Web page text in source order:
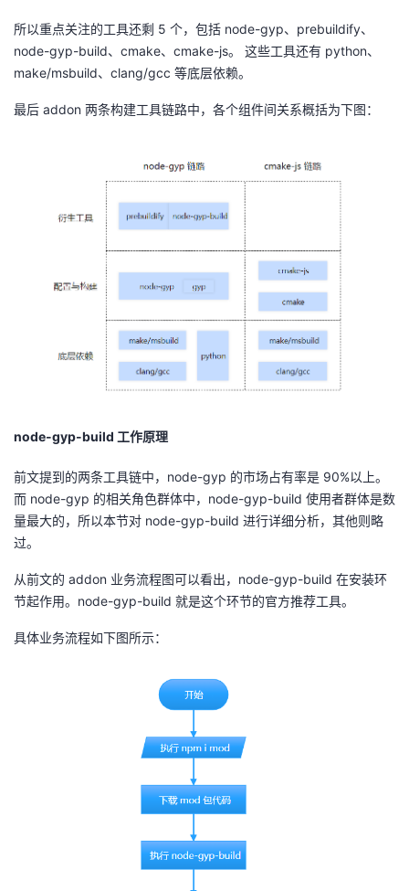
所以重点关注的工具还剩 5 个，包括 node-gyp、 prebuildify、
node-gyp-build、 cmake、 cmake-js。 这些工具还有 python、
make/msbuild、 clang/gcc 等底层依赖。
最后 addon 两条构建工具链路中，各个组件间关系概括为下图：
node-gyp-build 工作原理
前文提到的两条工具链中， node-gyp 的市场占有率是 90%以上。
而 node-gyp 的相关角色群体中， node-gyp-build 使用者群体是数
量最大的，所以本节对 node-gyp-build 进行详细分析，其他则略
过。
从前文的 addon 业务流程图可以看出， node-gyp-build 在安装环
节起作用。 node-gyp-build 就是这个环节的官方推荐工具。
具体业务流程如下图所示：